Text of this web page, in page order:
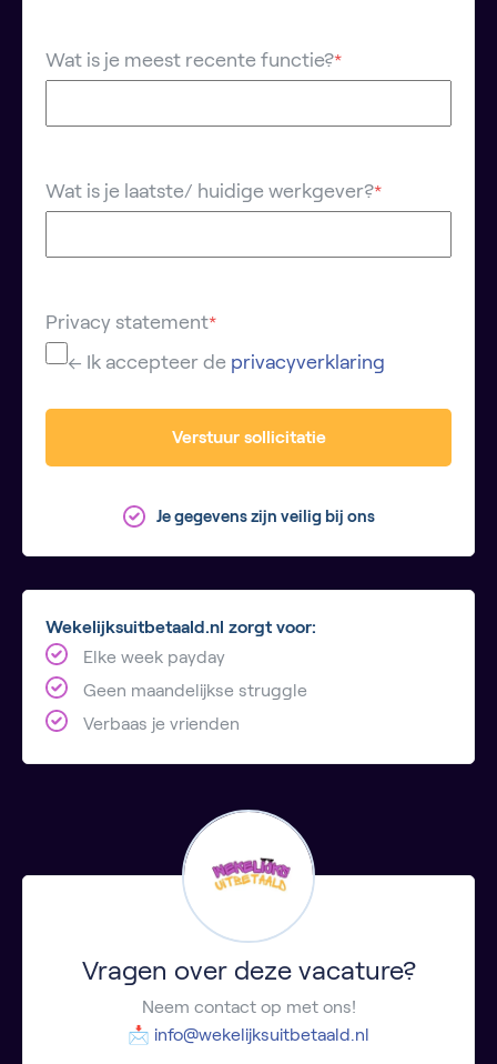
Wat is je meest recente functie?*
Wat is je laatste/ huidige werkgever?*
Privacy statement*
← Ik accepteer de privacyverklaring
Verstuur sollicitatie
Je gegevens zijn veilig bij ons
Wekelijksuitbetaald.nl zorgt voor:
Elke week payday
Geen maandelijkse struggle
Verbaas je vrienden
Vragen over deze vacature?
Neem contact op met ons!
📩 info@wekelijksuitbetaald.nl